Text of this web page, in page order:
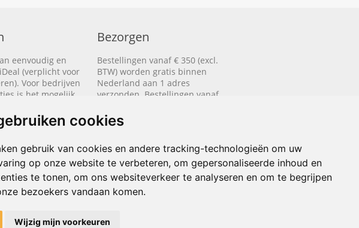
cookies
gebruik van cookies en andere tracking-technologieën om uw
op onze website te verbeteren, om gepersonaliseerde inhoud en
te tonen, om ons websiteverkeer te analyseren en om te begrijpen
bezoekers vandaan komen.
Wijzig mijn voorkeuren
eenvoudig en
(verplicht voor
Voor bedrijven
is het mogelijk
je dan een factuur
bestelling is
meer te lezen of
618 121
Bezorgen
Bestellingen vanaf € 350 (excl.
BTW) worden gratis binnen
Nederland aan 1 adres
verzonden. Bestellingen vanaf
gratis naar België aan 1 adres
verzonden.
Lees hier hoe het bezorgen
werkt.